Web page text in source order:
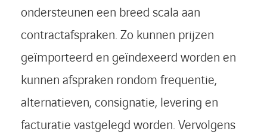
ondersteunen een breed scala aan
contractafspraken. Zo kunnen prijzen
geïmporteerd en geïndexeerd worden en
kunnen afspraken rondom frequentie,
alternatieven, consignatie, levering en
facturatie vastgelegd worden. Vervolgens